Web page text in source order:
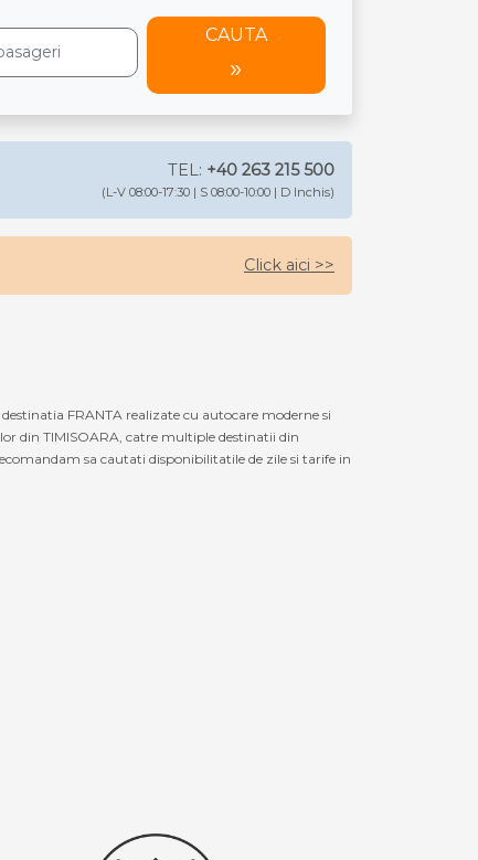
CAUTA
TEL: +40 263 215 500
(L-V 08:00-17:30 | S 08:00-10:00 | D Inchis)
Click aici >>
FRANTA realizate cu autocare moderne si
din TIMISOARA, catre multiple destinatii din
sa cautati disponibilitatile de zile si tarife in